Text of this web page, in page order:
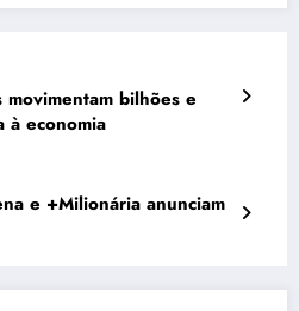
bilhões e
à economia
e +Milionária anunciam